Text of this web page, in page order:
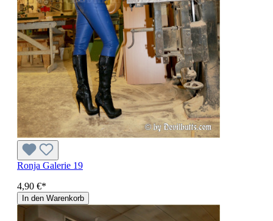
Ronja Galerie 19
4,90 €*
In den Warenkorb